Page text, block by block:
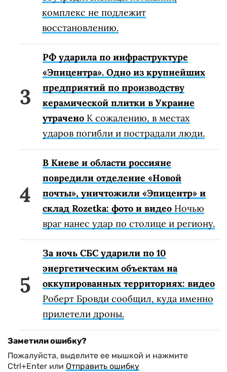
комплекс не подлежит
восстановлению.
РФ ударила по инфраструктуре
«Эпицентра». Одно из крупнейших
предприятий по производству
керамической плитки в Украине
утрачено К сожалению, в местах
ударов погибли и пострадали люди.
В Киеве и области россияне
повредили отделение «Новой
почты», уничтожили «Эпицентр» и
склад Rozetka: фото и видео Ночью
враг нанес удар по столице и региону.
За ночь СБС ударили по 10
энергетическим объектам на
оккупированных территориях: видео
Роберт Бровди сообщил, куда именно
прилетели дроны.
Заметили ошибку?
Пожалуйста, выделите ее мышкой и нажмите
Ctrl+Enter или Отправить ошибку